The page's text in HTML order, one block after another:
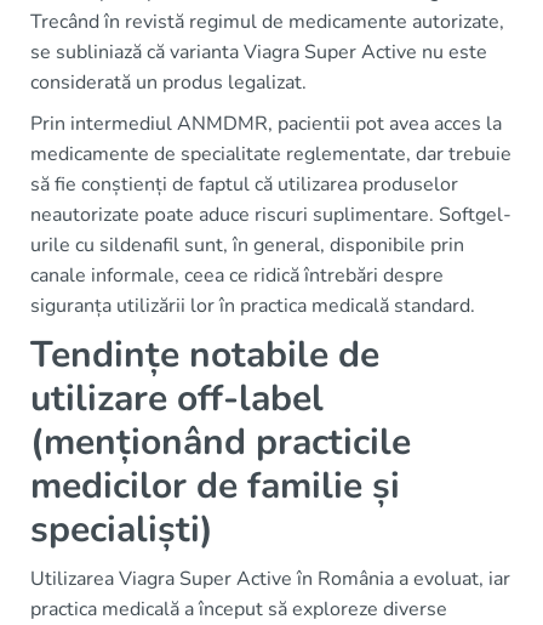
Trecând în revistă regimul de medicamente autorizate,
se subliniază că varianta Viagra Super Active nu este
considerată un produs legalizat.
Prin intermediul ANMDMR, pacientii pot avea acces la
medicamente de specialitate reglementate, dar trebuie
să fie conștienți de faptul că utilizarea produselor
neautorizate poate aduce riscuri suplimentare. Softgel-
urile cu sildenafil sunt, în general, disponibile prin
canale informale, ceea ce ridică întrebări despre
siguranța utilizării lor în practica medicală standard.
Tendințe notabile de
utilizare off-label
(menționând practicile
medicilor de familie și
specialiști)
Utilizarea Viagra Super Active în România a evoluat, iar
practica medicală a început să exploreze diverse